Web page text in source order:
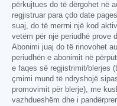
përkujtues do të dërgohet në
regjistruar para çdo date
suaj, do të merrni një kod
vetëm për një periudhë prove
Abonimi juaj do të rinovohet
periudhën e abonimit në
e faqes së regjistrimit/blerjes
çmimi mund të ndryshojë
promovimit për blerje), me
vazhdueshëm dhe i